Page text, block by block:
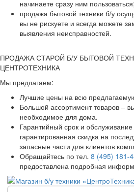
начинаете сразу ним пользоваться;
продажа бытовой техники б/у
вы не рискуете и всегда можете
выявления неисправностей.
ПРОДАЖА СТАРОЙ Б/У БЫТОВОЙ
ЦЕНТРОТЕХНИКА
Мы предлагаем:
Лучшие цены на всю
Большой ассортимент товаров –
необходимое для дома.
Гарантийный срок и
гарантированная скидка на
запасные части для клиентов
Обращайтесь по тел. 8 (495) 181-
предоставлена подробная